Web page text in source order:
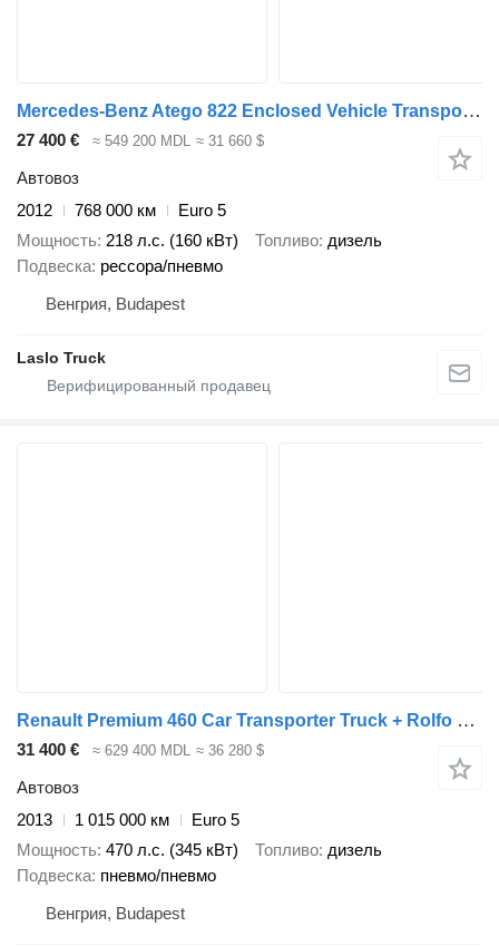
Mercedes-Benz Atego 822 Enclosed Vehicle Transporter / Car Transporter Truck /
27 400 € ≈ 549 200 MDL ≈ 31 660 $
Автовоз
2012
768 000 км
Euro 5
Мощность 218 л.с. (160 кВт) Топливо дизель
Подвеска рессора/пневмо
Венгрия, Budapest
Laslo Truck
Renault Premium 460 Car Transporter Truck + Rolfo Car Transporter Trail + прицеп автовоз
31 400 € ≈ 629 400 MDL ≈ 36 280 $
Автовоз
2013
1 015 000 км
Euro 5
Мощность 470 л.с. (345 кВт) Топливо дизель
Подвеска пневмо/пневмо
Венгрия, Budapest